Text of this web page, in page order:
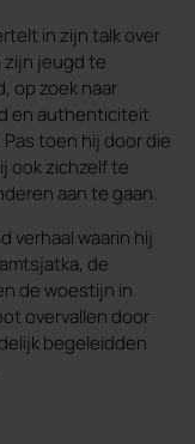
in zijn talk over
zijn jeugd te
op zoek naar
en authenticiteit
Pas toen hij door die
ook zichzelf te
aan te gaan.
verhaal waarin hij
de
de woestijn in
overvallen door
begeleidden